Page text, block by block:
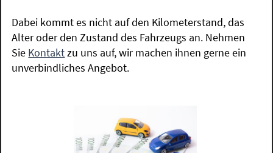
Dabei kommt es nicht auf den Kilometerstand, das
Alter oder den Zustand des Fahrzeugs an. Nehmen
Sie Kontaktzu uns auf, wir machen ihnen gerne ein
unverbindliches Angebot.